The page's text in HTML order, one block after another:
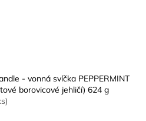
- vonná svíčka PEPPERMINT
borovicové jehličí) 624 g